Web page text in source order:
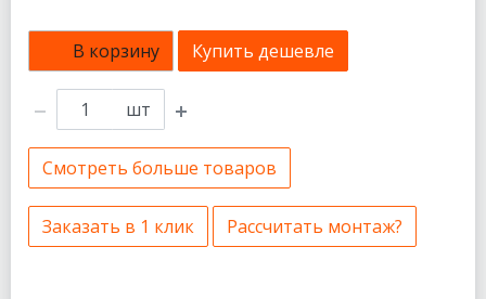
В корзину Купить дешевле
шт
Смотреть больше товаров
Заказать в 1 клик Рассчитать монтаж?